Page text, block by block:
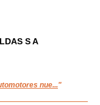
S A
nue..."